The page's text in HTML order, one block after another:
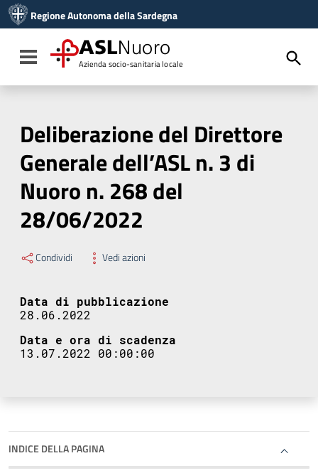
Vai al menu di navigazione
Vai al footer
Regione Autonoma della Sardegna
Toggle navigation
ASLNuoro
Azienda socio-sanitaria locale
Deliberazione del Direttore
Generale dell’ASL n. 3 di
Nuoro n. 268 del
28/06/2022
Condividi Vedi azioni
Data di pubblicazione
28.06.2022
Data e ora di scadenza
13.07.2022 00:00:00
INDICE DELLA PAGINA